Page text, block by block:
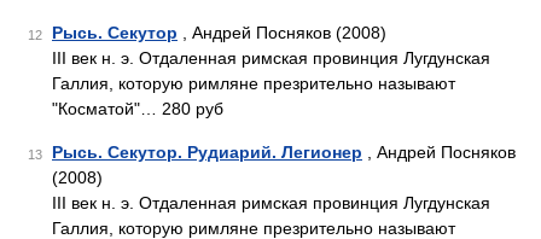
12 Рысь. Секутор , Андрей Посняков (2008)
III век н. э. Отдаленная римская провинция Лугдунская
Галлия, которую римляне презрительно называют
"Косматой"… 280 руб
13 Рысь. Секутор. Рудиарий. Легионер , Андрей Посняков
(2008)
III век н. э. Отдаленная римская провинция Лугдунская
Галлия, которую римляне презрительно называют